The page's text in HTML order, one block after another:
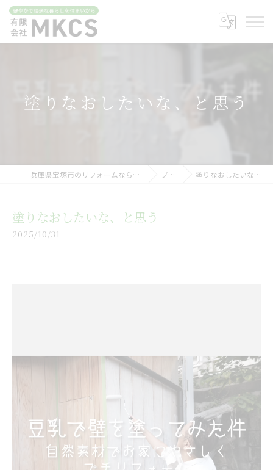
塗りなおしたいな、と思う
兵庫県宝塚市のリフォームなら有限会社MKCS ブログ 塗りなおしたいな、と思う
塗りなおしたいな、と思う
2025/10/31